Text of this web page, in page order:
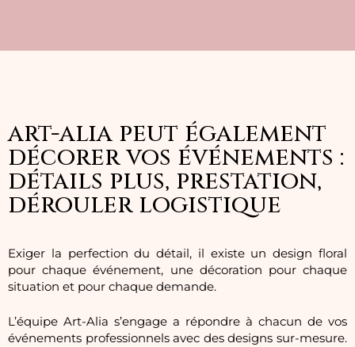
art-alia peut également
décorer vos événements :
détails plus, prestation,
dérouler logistique
Exiger la perfection du détail, il existe un design floral
pour chaque événement, une décoration pour chaque
situation et pour chaque demande.
L’équipe Art-Alia s’engage a répondre à chacun de vos
événements professionnels avec des designs sur-mesure.